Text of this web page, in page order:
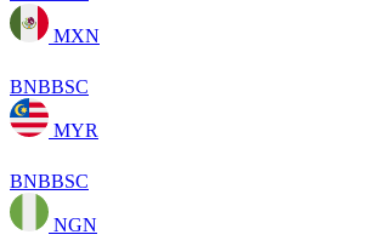
MXN
BNBBSC
MYR
BNBBSC
NGN